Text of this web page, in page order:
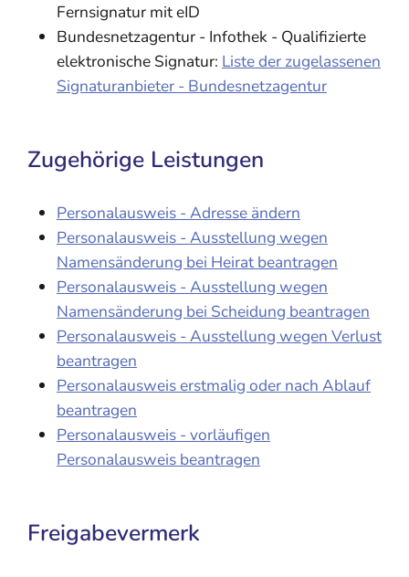
Fernsignatur mit eID
Bundesnetzagentur - Infothek - Qualifizierte
elektronische Signatur: Liste der zugelassenen
Signaturanbieter - Bundesnetzagentur
Zugehörige Leistungen
Personalausweis - Adresse ändern
Personalausweis - Ausstellung wegen
Namensänderung bei Heirat beantragen
Personalausweis - Ausstellung wegen
Namensänderung bei Scheidung beantragen
Personalausweis - Ausstellung wegen Verlust
beantragen
Personalausweis erstmalig oder nach Ablauf
beantragen
Personalausweis - vorläufigen
Personalausweis beantragen
Freigabevermerk